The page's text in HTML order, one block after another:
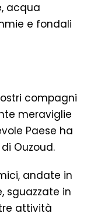
acqua
e fondali
compagni
meraviglie
Paese ha
Ouzoud.
andate in
sguazzate in
attività